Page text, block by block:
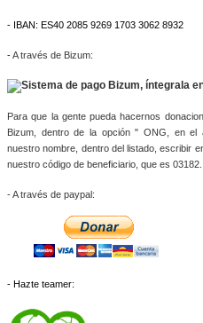
- IBAN: ES40 2085 9269 1703 3062 8932
-A través de Bizum:
Para que la gente pueda hacernos
Bizum, dentro de la opción " ONG, en el
nuestro nombre, dentro del listado, escribir
nuestro código de beneficiario, que es 03182.
- A través de paypal:
- Hazte teamer: